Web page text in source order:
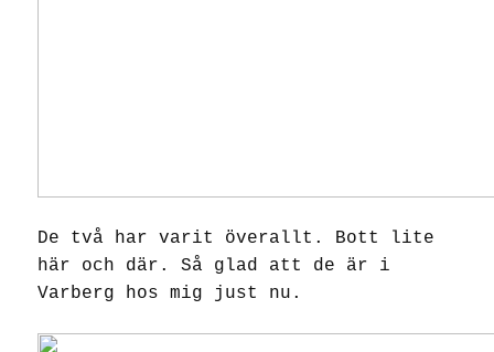
De två har varit överallt. Bott lite
här och där. Så glad att de är i
Varberg hos mig just nu.